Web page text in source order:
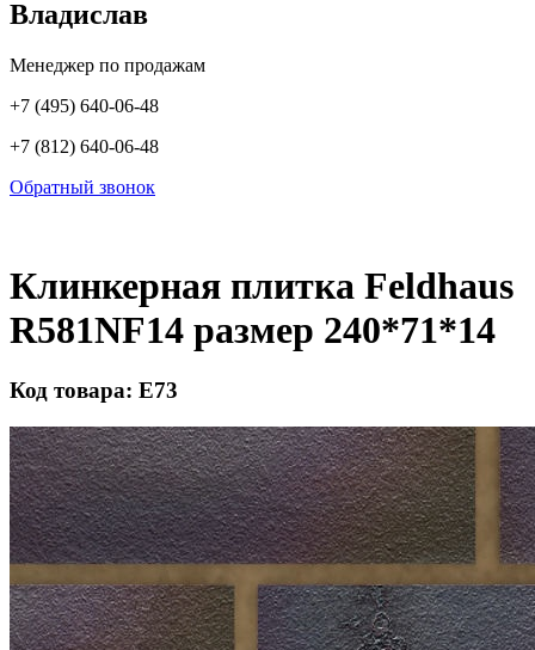
Владислав
Менеджер по продажам
+7 (495) 640-06-48
+7 (812) 640-06-48
Обратный звонок
Клинкерная плитка Feldhaus
R581NF14 размер 240*71*14
Код товара: Е73